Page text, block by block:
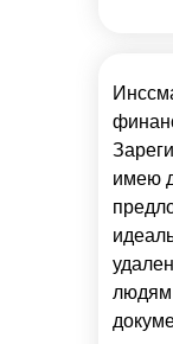
имею
людям